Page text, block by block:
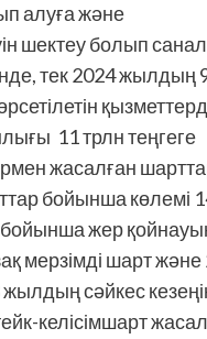
алуға және
шектеу болып
тек 2024 жылдың
11 трлн теңгеге
жасалған
бойынша көлемі
бойынша жер
мерзімді шарт және
сәйкес
келісімшарт